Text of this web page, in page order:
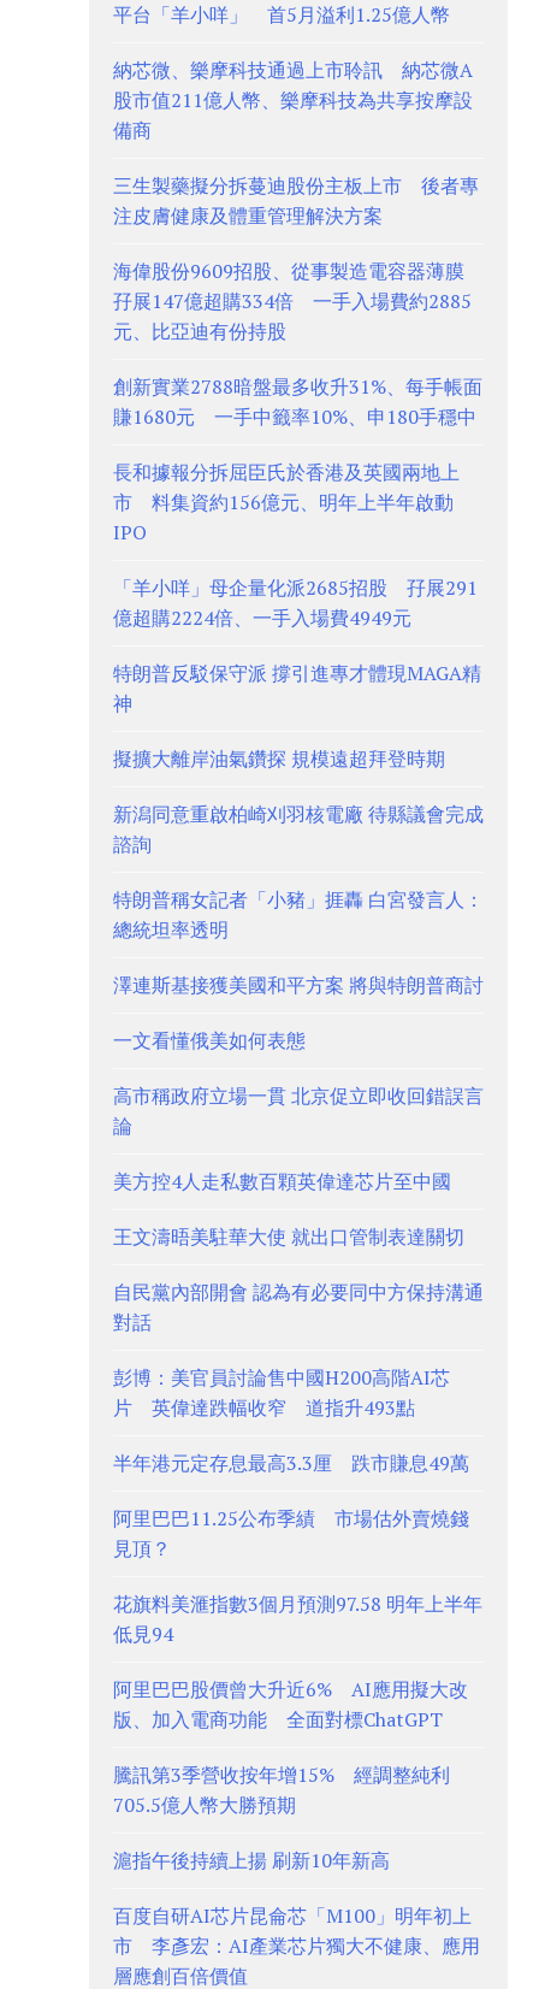
平台「羊小咩」 首5月溢利1.25億人幣
納芯微、樂摩科技通過上市聆訊 納芯微A
股市值211億人幣、樂摩科技為共享按摩設
備商
三生製藥擬分拆蔓迪股份主板上市 後者專
注皮膚健康及體重管理解決方案
海偉股份9609招股、從事製造電容器薄膜
孖展147億超購334倍 一手入場費約2885
元、比亞迪有份持股
創新實業2788暗盤最多收升31%、每手帳面
賺1680元 一手中籤率10%、申180手穩中
長和據報分拆屈臣氏於香港及英國兩地上
市 料集資約156億元、明年上半年啟動
IPO
「羊小咩」母企量化派2685招股 孖展291
億超購2224倍、一手入場費4949元
特朗普反駁保守派 撐引進專才體現MAGA精
神
擬擴大離岸油氣鑽探 規模遠超拜登時期
新潟同意重啟柏崎刈羽核電廠 待縣議會完成
諮詢
特朗普稱女記者「小豬」捱轟 白宮發言人：
總統坦率透明
澤連斯基接獲美國和平方案 將與特朗普商討
一文看懂俄美如何表態
高市稱政府立場一貫 北京促立即收回錯誤言
論
美方控4人走私數百顆英偉達芯片至中國
王文濤晤美駐華大使 就出口管制表達關切
自民黨內部開會 認為有必要同中方保持溝通
對話
彭博：美官員討論售中國H200高階AI芯
片 英偉達跌幅收窄 道指升493點
半年港元定存息最高3.3厘 跌市賺息49萬
阿里巴巴11.25公布季績 市場估外賣燒錢
見頂？
花旗料美滙指數3個月預測97.58 明年上半年
低見94
阿里巴巴股價曾大升近6% AI應用擬大改
版、加入電商功能 全面對標ChatGPT
騰訊第3季營收按年增15% 經調整純利
705.5億人幣大勝預期
滬指午後持續上揚 刷新10年新高
百度自研AI芯片昆侖芯「M100」明年初上
市 李彥宏：AI產業芯片獨大不健康、應用
層應創百倍價值